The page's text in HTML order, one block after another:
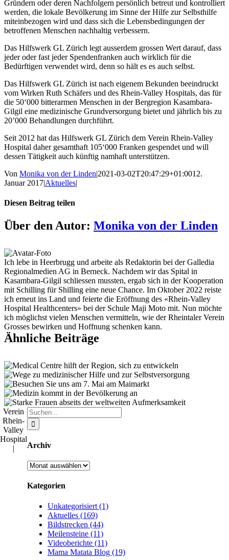
Gründern oder deren Nachfolgern persönlich betreut und kontrolliert
werden, die lokale Bevölkerung im Sinne der Hilfe zur Selbsthilfe
miteinbezogen wird und dass sich die Lebensbedingungen der
betroffenen Menschen nachhaltig verbessern.
Das Hilfswerk GL Zürich legt ausserdem grossen Wert darauf, dass
jeder oder fast jeder Spendenfranken auch wirklich für die
Bedürftigen verwendet wird, denn so hält es es auch selbst.
Das Hilfswerk GL Zürich ist nach eigenem Bekunden beeindruckt
vom Wirken Ruth Schäfers und des Rhein-Valley Hospitals, das für
die 50‘000 bitterarmen Menschen in der Bergregion Kasambara-
Gilgil eine medizinische Grundversorgung bietet und jährlich bis zu
20’000 Behandlungen durchführt.
Seit 2012 hat das Hilfswerk GL Zürich dem Verein Rhein-Valley
Hospital daher gesamthaft 105‘000 Franken gespendet und will
dessen Tätigkeit auch künftig namhaft unterstützen.
Von Monika von der Linden|2021-03-02T20:47:29+01:0012.
Januar 2017|Aktuelles|
Diesen Beitrag teilen
Facebook
X
LinkedIn
WhatsApp
Telegram
Xing
E-
Mail
Über den Autor: Monika von der Linden
Ich lebe in Heerbrugg und arbeite als Redaktorin bei der Galledia
Regionalmedien AG in Berneck. Nachdem wir das Spital in
Kasambara-Gilgil schliessen mussten, ergab sich in der Kooperation
mit Schilling für Shilling eine neue Chance. Im Oktober 2022 reiste
ich erneut ins Land und feierte die Eröffnung des «Rhein-Valley
Hospital Healthcenters» bei der Schule Maji Moto mit. Nun möchte
ich möglichst vielen Menschen vermitteln, wie der Rheintaler Verein
Grosses bewirken und Hoffnung schenken kann.
Ähnliche Beiträge
Suche
nach:
Archiv
Archiv
Kategorien
Unkategorisiert (1)
Aktuelles (169)
Bildstrecken (44)
Meilensteine (11)
Videoberichte (11)
Mama Matata Blog (19)
Verein
Rhein-
Valley
Hospital
|